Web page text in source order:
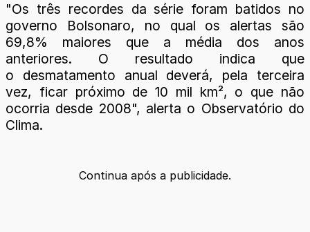
"Os três recordes da série foram batidos no
governo Bolsonaro, no qual os alertas são
69,8% maiores que a média dos anos
anteriores. O resultado indica que
o desmatamento anual deverá, pela terceira
vez, ficar próximo de 10 mil km², o que não
ocorria desde 2008", alerta o Observatório do
Clima.
Continua após a publicidade.